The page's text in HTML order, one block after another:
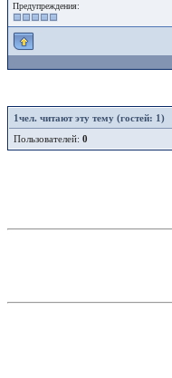
Предупреждения:
1чел. читают эту тему (гостей: 1)
Пользователей: 0